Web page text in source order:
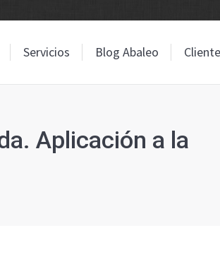
Servicios Blog Abaleo
Aplicación a la